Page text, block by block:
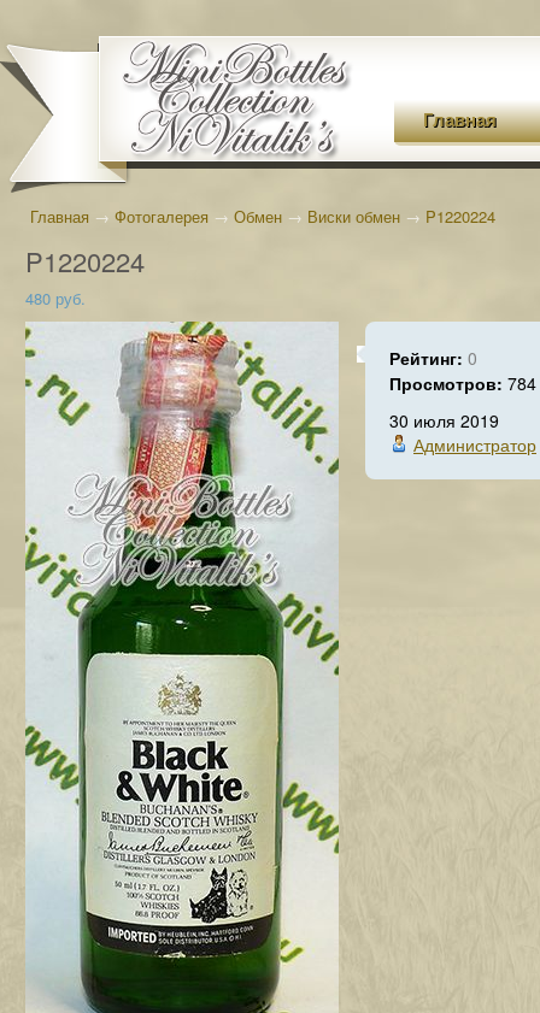
Главная
Главная → Фотогалерея → Обмен → Виски обмен → P1220224
P1220224
480 руб.
Рейтинг: 0
Просмотров: 784
30 июля 2019
Администратор